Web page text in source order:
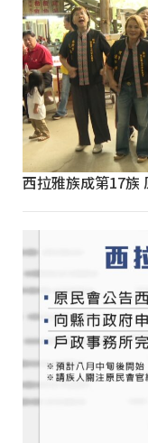
西拉雅族成第17族